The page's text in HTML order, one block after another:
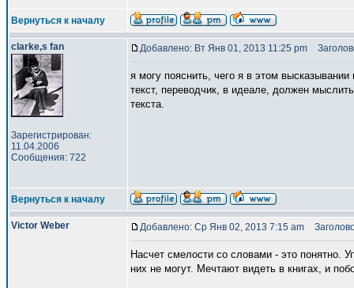
Вернуться к началу
clarke,s fan
Зарегистрирован:
11.04.2006
Сообщения: 722
Добавлено: Вт Янв 01, 2013 11:25 pm
я могу пояснить, чего я в этом
текст, переводчик, в идеале, должен
текста.
Вернуться к началу
Victor Weber Добавлено: Ср Янв 02, 2013 7:15 am
Насчет смелости со словами - это понятно.
них не могут. Мечтают видеть в книгах, и